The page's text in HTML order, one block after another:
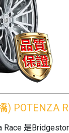
) POTENZA
Race 是